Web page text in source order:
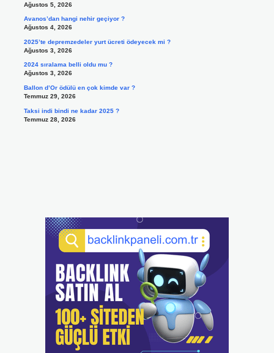
Ağustos 5, 2026
Avanos’dan hangi nehir geçiyor ?
Ağustos 4, 2026
2025’te depremzedeler yurt ücreti ödeyecek mi ?
Ağustos 3, 2026
2024 sıralama belli oldu mu ?
Ağustos 3, 2026
Ballon d’Or ödülü en çok kimde var ?
Temmuz 29, 2026
Taksi indi bindi ne kadar 2025 ?
Temmuz 28, 2026